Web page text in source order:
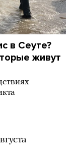
в Сеуте?
живут